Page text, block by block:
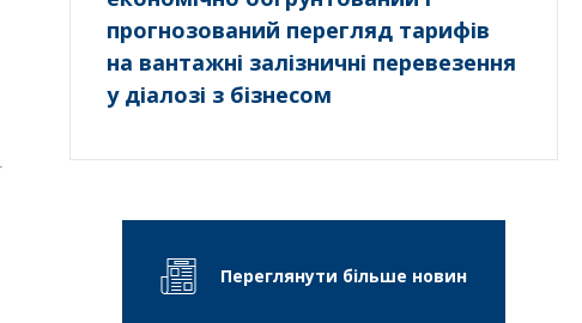
прогнозований перегляд тарифів
на вантажні залізничні перевезення
у діалозі з бізнесом
Переглянути більше новин